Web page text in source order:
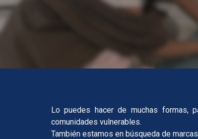
Lo puedes hacer de muchas formas,
comunidades vulnerables.
También estamos en búsqueda de